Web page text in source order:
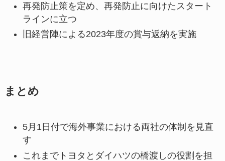
再発防止策を定め、再発防止に向けたスタート
ラインに立つ
旧経営陣による2023年度の賞与返納を実施
まとめ
5月1日付で海外事業における両社の体制を見直
す
これまでトヨタとダイハツの橋渡しの役割を担